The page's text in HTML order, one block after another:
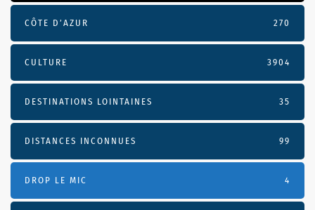
CÔTE D’AZUR 270
CULTURE 3904
DESTINATIONS LOINTAINES 35
DISTANCES INCONNUES 99
DROP LE MIC 4